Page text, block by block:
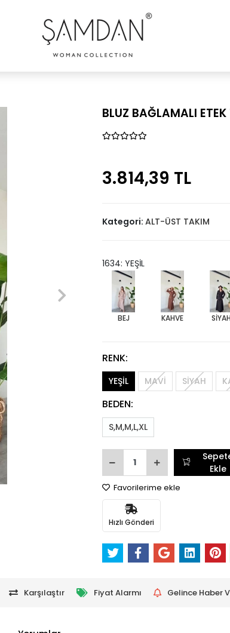
BLUZ BAĞLAMALI
3.814,39 TL
Kategori: ALT-ÜST TAKIM
1634: YEŞİL
BEJ KAHVE SİYAH
RENK:
YEŞİL MAVİ SİYAH
BEDEN:
S,M,M,L,XL
Ekle
Favorilerime ekle
Hızlı Gönderi
Karşılaştır Fiyat Alarmı Gelince Haber